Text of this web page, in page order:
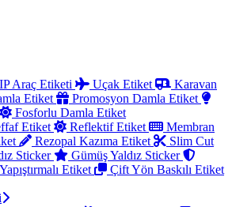
Araç Etiketi Uçak Etiket
Karavan
Etiket
Promosyon Damla Etiket
Fosforlu Damla Etiket
Etiket Reflektif Etiket
Membran
Rezopal Kazıma Etiket
Slim Cut
Sticker
Gümüş Yaldız Sticker
Etiket
Çift Yön Baskılı Etiket